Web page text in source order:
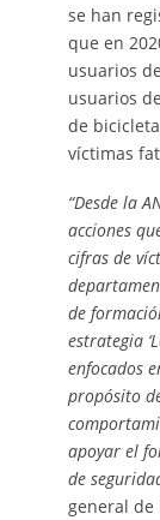
se han
que en
usuarios
usuarios
de
víctimas
“Desde la
acciones
cifras de
de
estrategia
enfocados
propósito
apoyar el
de
general de